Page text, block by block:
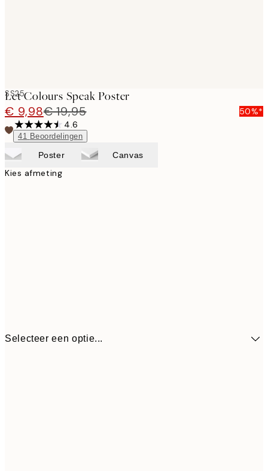
SS25
Let Colours Speak Poster
€ 9,98€ 19,95
50%*
4.6
41 Beoordelingen
Poster Canvas
Kies afmeting
Selecteer een optie...